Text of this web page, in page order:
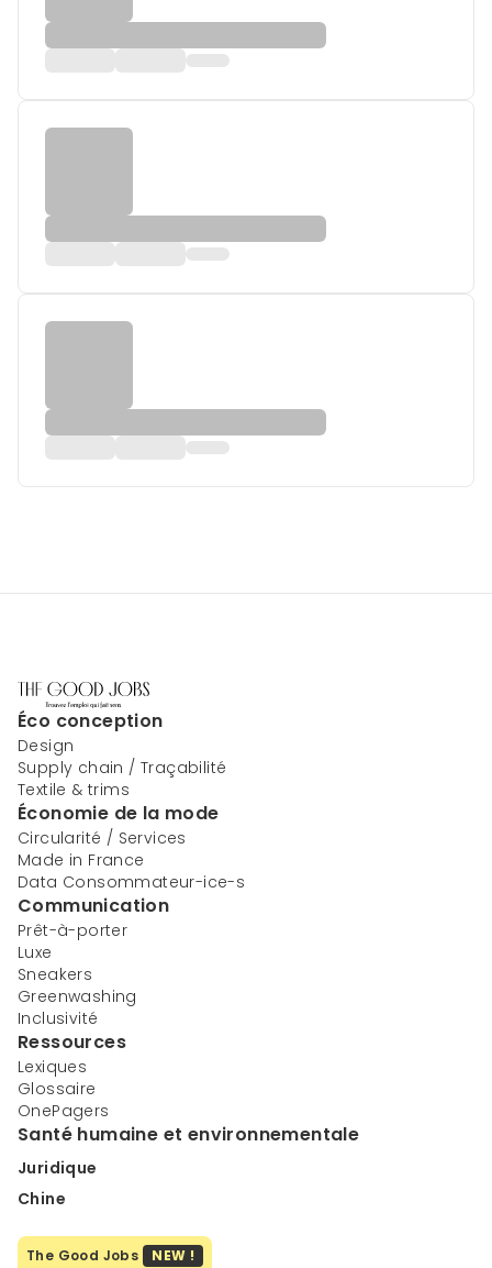
Éco conception
Design
Supply chain / Traçabilité
Textile & trims
Économie de la mode
Circularité / Services
Made in France
Data Consommateur-ice-s
Communication
Prêt-à-porter
Luxe
Sneakers
Greenwashing
Inclusivité
Ressources
Lexiques
Glossaire
OnePagers
Santé humaine et environnementale
Juridique
Chine
The Good Jobs NEW !